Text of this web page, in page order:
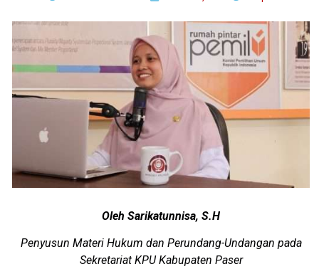
Oleh Sarikatunnisa, S.H
Penyusun Materi Hukum dan Perundang-Undangan pada
Sekretariat KPU Kabupaten Paser